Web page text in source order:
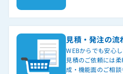
見積・発注の流
WEBからでも安心
見積のご依頼には
成・機能面のご相談